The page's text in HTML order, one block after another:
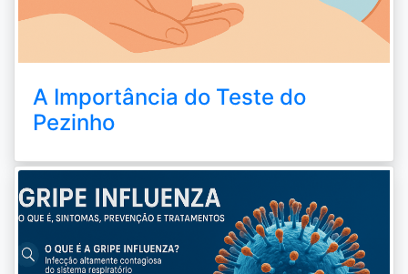
A Importância do Teste do
Pezinho